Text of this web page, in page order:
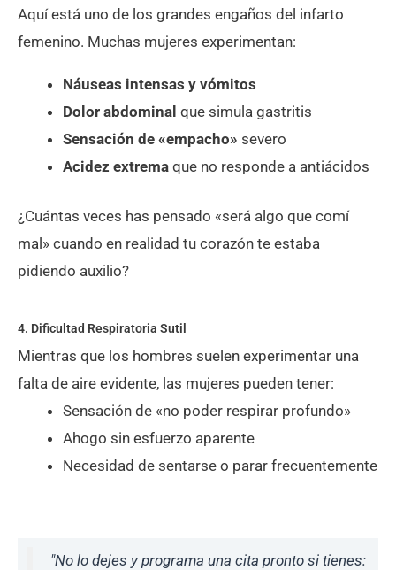
Aquí está uno de los grandes engaños del infarto
femenino. Muchas mujeres experimentan:
Náuseas intensas y vómitos
Dolor abdominal que simula gastritis
Sensación de «empacho» severo
Acidez extrema que no responde a antiácidos
¿Cuántas veces has pensado «será algo que comí
mal» cuando en realidad tu corazón te estaba
pidiendo auxilio?
4. Dificultad Respiratoria Sutil
Mientras que los hombres suelen experimentar una
falta de aire evidente, las mujeres pueden tener:
Sensación de «no poder respirar profundo»
Ahogo sin esfuerzo aparente
Necesidad de sentarse o parar frecuentemente
"No lo dejes y programa una cita pronto si tienes: